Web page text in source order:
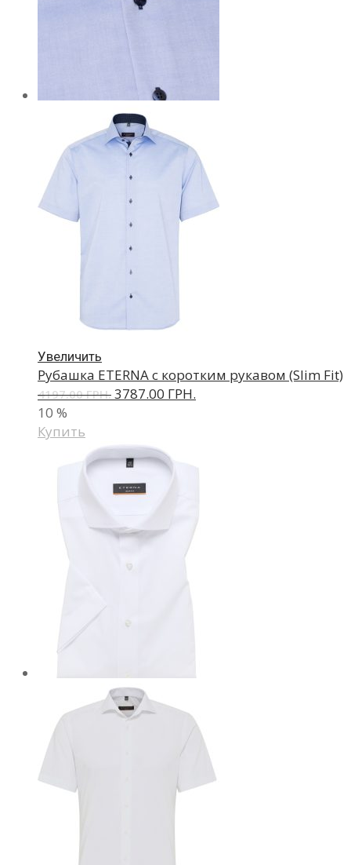
Увеличить
Рубашка ETERNA с коротким рукавом (Slim Fit)
4197.00 ГРН. 3787.00 ГРН.
10 %
Купить